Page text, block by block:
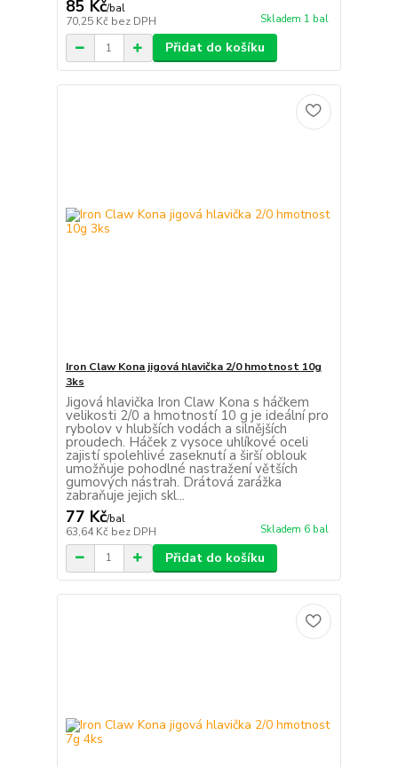
85 Kč/bal
70,25 Kč bez DPH Skladem 1 bal
Přidat do košíku
Iron Claw Kona jigová hlavička 2/0 hmotnost 10g
3ks
Jigová hlavička Iron Claw Kona s háčkem
velikosti 2/0 a hmotností 10 g je ideální pro
rybolov v hlubších vodách a silnějších
proudech. Háček z vysoce uhlíkové oceli
zajistí spolehlivé zaseknutí a širší oblouk
umožňuje pohodlné nastražení větších
gumových nástrah. Drátová zarážka
zabraňuje jejich skl...
77 Kč/bal
63,64 Kč bez DPH Skladem 6 bal
Přidat do košíku